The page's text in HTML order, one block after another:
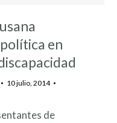
en
10 julio, 2014
de